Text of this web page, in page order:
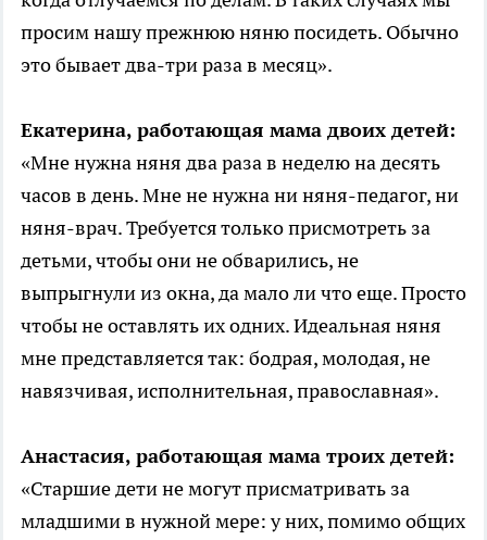
просим нашу прежнюю няню посидеть. Обычно
это бывает два-три раза в месяц».
Екатерина, работающая мама двоих детей:
«Мне нужна няня два раза в неделю на десять
часов в день. Мне не нужна ни няня-педагог, ни
няня-врач. Требуется только присмотреть за
детьми, чтобы они не обварились, не
выпрыгнули из окна, да мало ли что еще. Просто
чтобы не оставлять их одних. Идеальная няня
мне представляется так: бодрая, молодая, не
навязчивая, исполнительная, православная».
Анастасия, работающая мама троих детей:
«Старшие дети не могут присматривать за
младшими в нужной мере: у них, помимо общих